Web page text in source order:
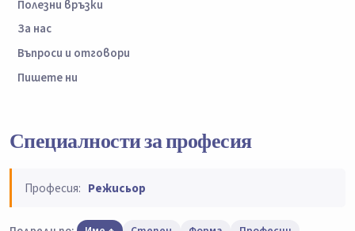
Полезни връзки
За нас
Въпроси и отговори
Пишете ни
Специалности за професия
Професия: Режисьор